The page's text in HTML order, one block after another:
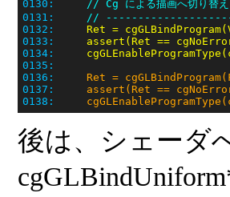
0130:
// Cg による描画へ切り替え
0131:
//
0132:
0133:
0134:
0135:
0136:
0137:
0138:
後は、シェーダ